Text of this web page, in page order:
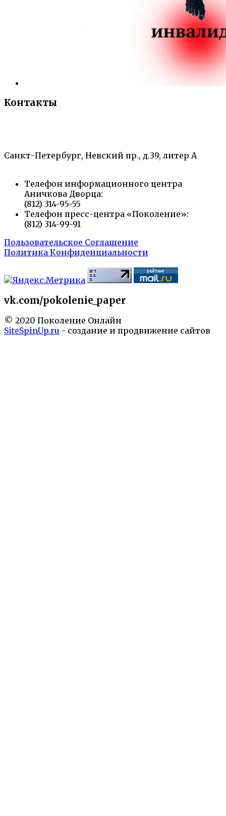
Контакты
Санкт-Петербург, Невский пр., д.39, литер А
Телефон информационного центра
Аничкова Дворца:
(812) 314-95-55
Телефон пресс-центра «Поколение»:
(812) 314-99-91
Пользовательское Соглашение
Политика Конфиденциальности
vk.com/pokolenie_paper
© 2020 Поколение Онлайн
SiteSpinUp.ru - создание и продвижение сайтов